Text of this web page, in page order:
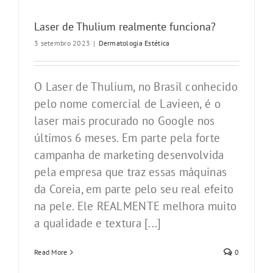
Laser de Thulium realmente funciona?
3 setembro 2023 | Dermatologia Estética
O Laser de Thulium, no Brasil conhecido
pelo nome comercial de Lavieen, é o
laser mais procurado no Google nos
últimos 6 meses. Em parte pela forte
campanha de marketing desenvolvida
pela empresa que traz essas máquinas
da Coreia, em parte pelo seu real efeito
na pele. Ele REALMENTE melhora muito
a qualidade e textura [...]
Read More 0